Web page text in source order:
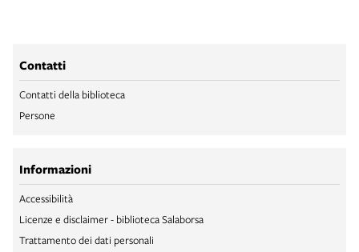
Contatti
Contatti della biblioteca
Persone
Informazioni
Accessibilità
Licenze e disclaimer - biblioteca Salaborsa
Trattamento dei dati personali